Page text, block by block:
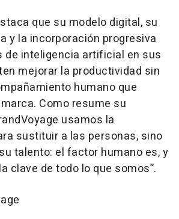
que su modelo digital, su
y la incorporación progresiva
de inteligencia artificial en sus
mejorar la productividad sin
humano que
Como resume su
usamos la
sustituir a las personas, sino
talento: el factor humano es, y
clave de todo lo que somos”.